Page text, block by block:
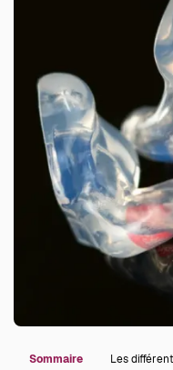
Sommaire Les